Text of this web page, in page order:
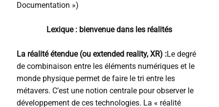
Documentation »)
Lexique : bienvenue dans les réalités
La réalité étendue (ou extended reality, XR) :Le degré
de combinaison entre les éléments numériques et le
monde physique permet de faire le tri entre les
métavers. C’est une notion centrale pour observer le
développement de ces technologies. La « réalité